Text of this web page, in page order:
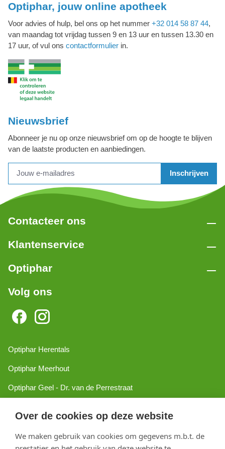
Over de cookies op deze website
We maken gebruik van cookies om gegevens m.b.t. de
Optiphar, jouw online apotheek
Voor advies of hulp, bel ons op het nummer +32 014 58 87 44,
van maandag tot vrijdag tussen 9 en 13 uur en tussen 13.30 en
17 uur, of vul ons contactformulier in.
Nieuwsbrief
Abonneer je nu op onze nieuwsbrief om op de hoogte te blijven
van de laatste producten en aanbiedingen.
Inschrijven
Contacteer ons
Klantenservice
Optiphar
Volg ons
Optiphar Herentals
Optiphar Meerhout
Optiphar Geel - Dr. van de Perrestraat
Optiphar Mol